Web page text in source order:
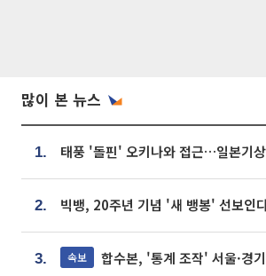
많이 본 뉴스
1.
2.
3. 속보 합수본, '통계 조작' 서울·경기·충북 선관위